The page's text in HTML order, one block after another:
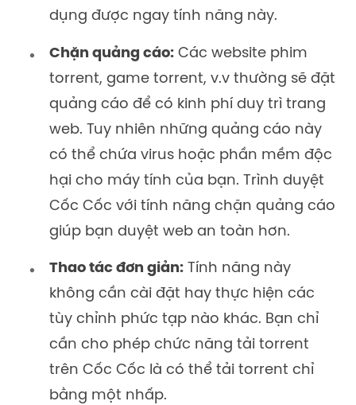
dụng được ngay tính năng này.
Chặn quảng cáo: Các website phim
torrent, game torrent, v.v thường sẽ đặt
quảng cáo để có kinh phí duy trì trang
web. Tuy nhiên những quảng cáo này
có thể chứa virus hoặc phần mềm độc
hại cho máy tính của bạn. Trình duyệt
Cốc Cốc với tính năng chặn quảng cáo
giúp bạn duyệt web an toàn hơn.
Thao tác đơn giản: Tính năng này
không cần cài đặt hay thực hiện các
tùy chỉnh phức tạp nào khác. Bạn chỉ
cần cho phép chức năng tải torrent
trên Cốc Cốc là có thể tải torrent chỉ
bằng một nhấp.